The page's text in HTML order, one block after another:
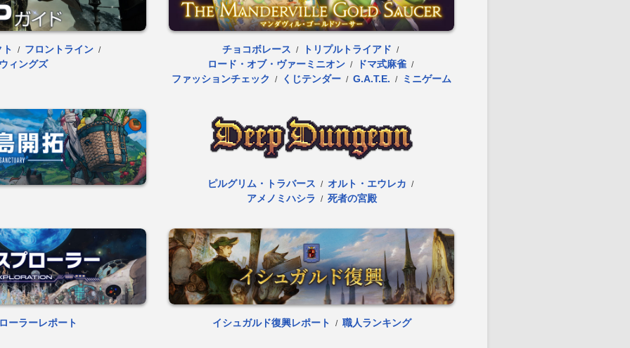
/ フロントライン /
ィングズ
チョコボレース / トリプルトライアド /
ロード・オブ・ヴァーミニオン / ドマ式麻雀 /
ファッションチェック / くじテンダー / G.A.T.E. / ミニゲーム
ピルグリム・トラバース / オルト・エウレカ /
アメノミハシラ / 死者の宮殿
ーラーレポート イシュガルド復興レポート / 職人ランキング